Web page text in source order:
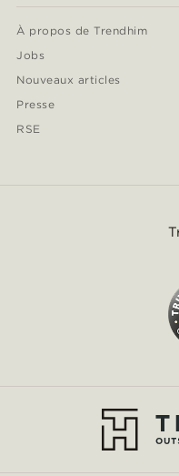
À propos de Trendhim
Jobs
Nouveaux articles
Presse
RSE